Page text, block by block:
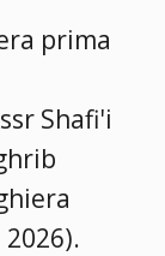
prima
Shafi'i